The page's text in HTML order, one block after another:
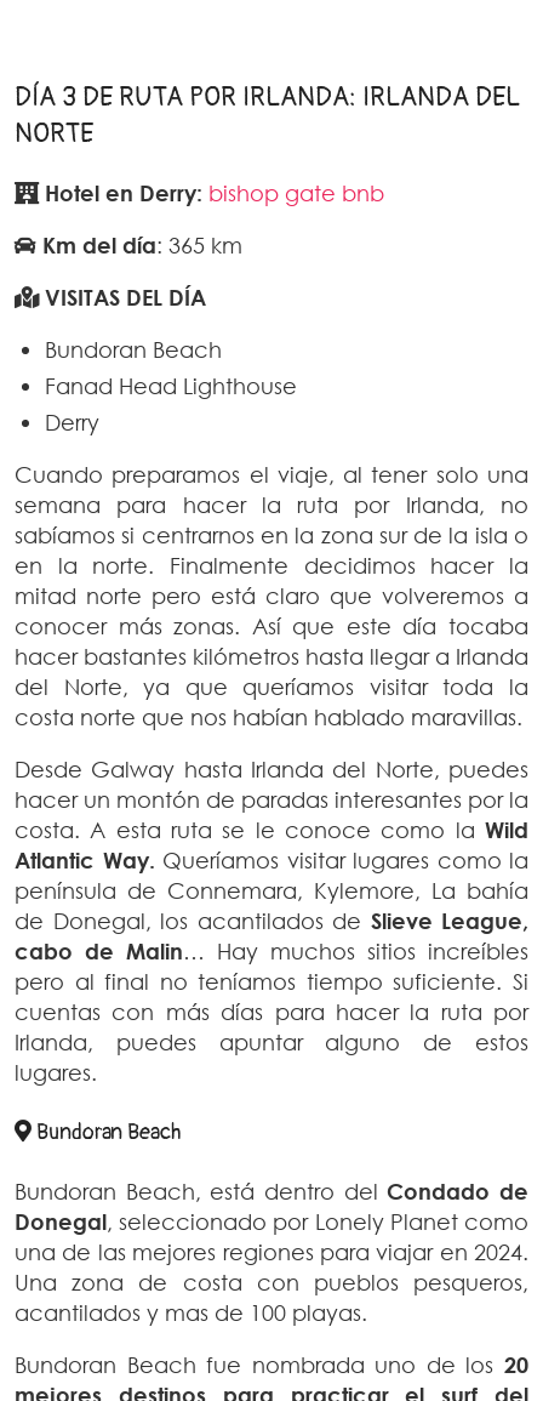
DÍA 3 DE RUTA POR IRLANDA: IRLANDA DEL
NORTE
Hotel en Derry: bishop gate bnb
Km del día: 365 km
VISITAS DEL DÍA
Bundoran Beach
Fanad Head Lighthouse
Derry
Cuando preparamos el viaje, al tener solo una
semana para hacer la ruta por Irlanda, no
sabíamos si centrarnos en la zona sur de la isla o
en la norte. Finalmente decidimos hacer la
mitad norte pero está claro que volveremos a
conocer más zonas. Así que este día tocaba
hacer bastantes kilómetros hasta llegar a Irlanda
del Norte, ya que queríamos visitar toda la
costa norte que nos habían hablado maravillas.
Desde Galway hasta Irlanda del Norte, puedes
hacer un montón de paradas interesantes por la
costa. A esta ruta se le conoce como la Wild
Atlantic Way. Queríamos visitar lugares como la
península de Connemara, Kylemore, La bahía
de Donegal, los acantilados de Slieve League,
cabo de Malin… Hay muchos sitios increíbles
pero al final no teníamos tiempo suficiente. Si
cuentas con más días para hacer la ruta por
Irlanda, puedes apuntar alguno de estos
lugares.
Bundoran Beach
Bundoran Beach, está dentro del Condado de
Donegal, seleccionado por Lonely Planet como
una de las mejores regiones para viajar en 2024.
Una zona de costa con pueblos pesqueros,
acantilados y mas de 100 playas.
Bundoran Beach fue nombrada uno de los 20
mejores destinos para practicar el surf del